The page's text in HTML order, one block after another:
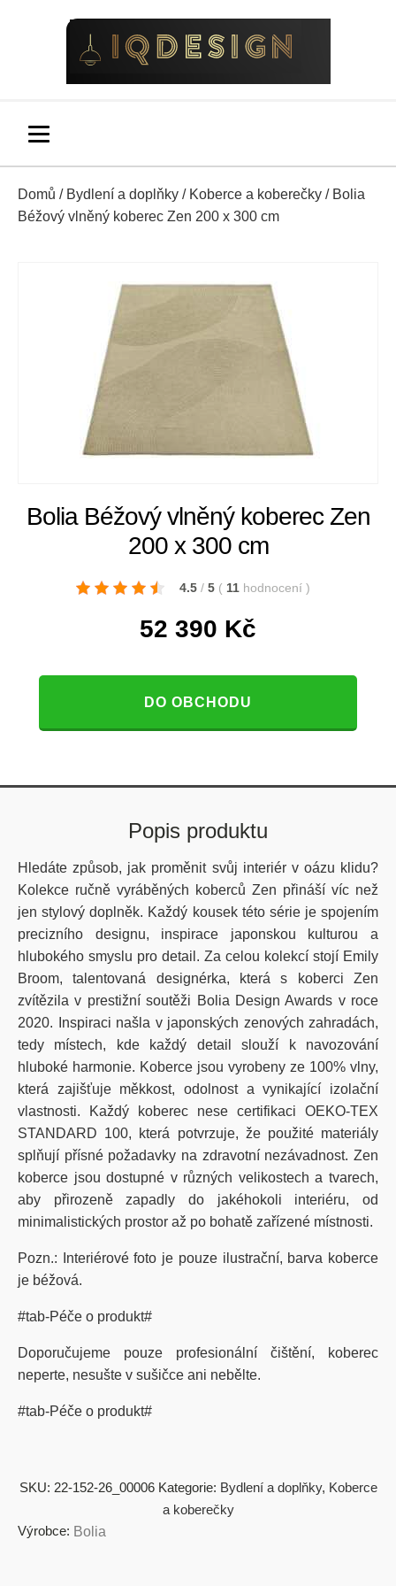
Domů / Bydlení a doplňky / Koberce a koberečky / Bolia
Béžový vlněný koberec Zen 200 x 300 cm
Bolia Béžový vlněný koberec Zen
200 x 300 cm
4.5 / 5 ( 11 hodnocení )
52 390 Kč
DO OBCHODU
Popis produktu
Hledáte způsob, jak proměnit svůj interiér v oázu klidu?
Kolekce ručně vyráběných koberců Zen přináší víc než
jen stylový doplněk. Každý kousek této série je spojením
precizního designu, inspirace japonskou kulturou a
hlubokého smyslu pro detail. Za celou kolekcí stojí Emily
Broom, talentovaná designérka, která s koberci Zen
zvítězila v prestižní soutěži Bolia Design Awards v roce
2020. Inspiraci našla v japonských zenových zahradách,
tedy místech, kde každý detail slouží k navozování
hluboké harmonie. Koberce jsou vyrobeny ze 100% vlny,
která zajišťuje měkkost, odolnost a vynikající izolační
vlastnosti. Každý koberec nese certifikaci OEKO-TEX
STANDARD 100, která potvrzuje, že použité materiály
splňují přísné požadavky na zdravotní nezávadnost. Zen
koberce jsou dostupné v různých velikostech a tvarech,
aby přirozeně zapadly do jakéhokoli interiéru, od
minimalistických prostor až po bohatě zařízené místnosti.
Pozn.: Interiérové foto je pouze ilustrační, barva koberce
je béžová.
#tab-Péče o produkt#
Doporučujeme pouze profesionální čištění, koberec
neperte, nesušte v sušičce ani nebělte.
#tab-Péče o produkt#
SKU: 22-152-26_00006 Kategorie: Bydlení a doplňky, Koberce
a koberečky
Výrobce: Bolia